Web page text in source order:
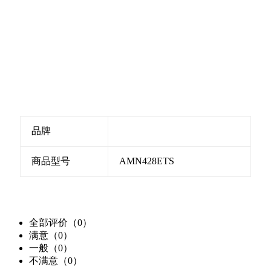
品牌
商品型号 AMN428ETS
全部评价（0）
满意（0）
一般（0）
不满意（0）